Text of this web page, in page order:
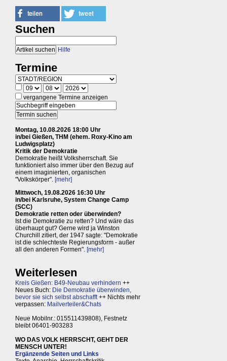
Suchen
Hilfe
Termine
vergangene Termine anzeigen
Montag, 10.08.2026 18:00 Uhr
in/bei Gießen, THM (ehem. Roxy-Kino am
Ludwigsplatz)
Kritik der Demokratie
Demokratie heißt Volksherrschaft. Sie
funktioniert also immer über den Bezug auf
einem imaginierten, organischen
"Volkskörper". [mehr]
Mittwoch, 19.08.2026 16:30 Uhr
in/bei Karlsruhe, System Change Camp
(SCC)
Demokratie retten oder überwinden?
Ist die Demokratie zu retten? Und wäre das
überhaupt gut? Gerne wird ja Winston
Churchill zitiert, der 1947 sagte: "Demokratie
ist die schlechteste Regierungsform - außer
all den anderen Formen". [mehr]
Weiterlesen
Kreis Gießen: B49-Neubau verhindern ++
Neues Buch: Die Demokratie überwinden,
bevor sie sich selbst abschafft++ Nichts mehr
verpassen: Mailverteiler&Chats
Neue Mobilnr.: 015511439808), Festnetz
bleibt 06401-903283
WO DAS VOLK HERRSCHT, GEHT DER
MENSCH UNTER!
Ergänzende Seiten und Links